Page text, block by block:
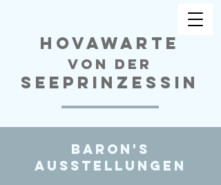
Hovawarte
von der
Seeprinzessin
Baron's
Ausstellungen